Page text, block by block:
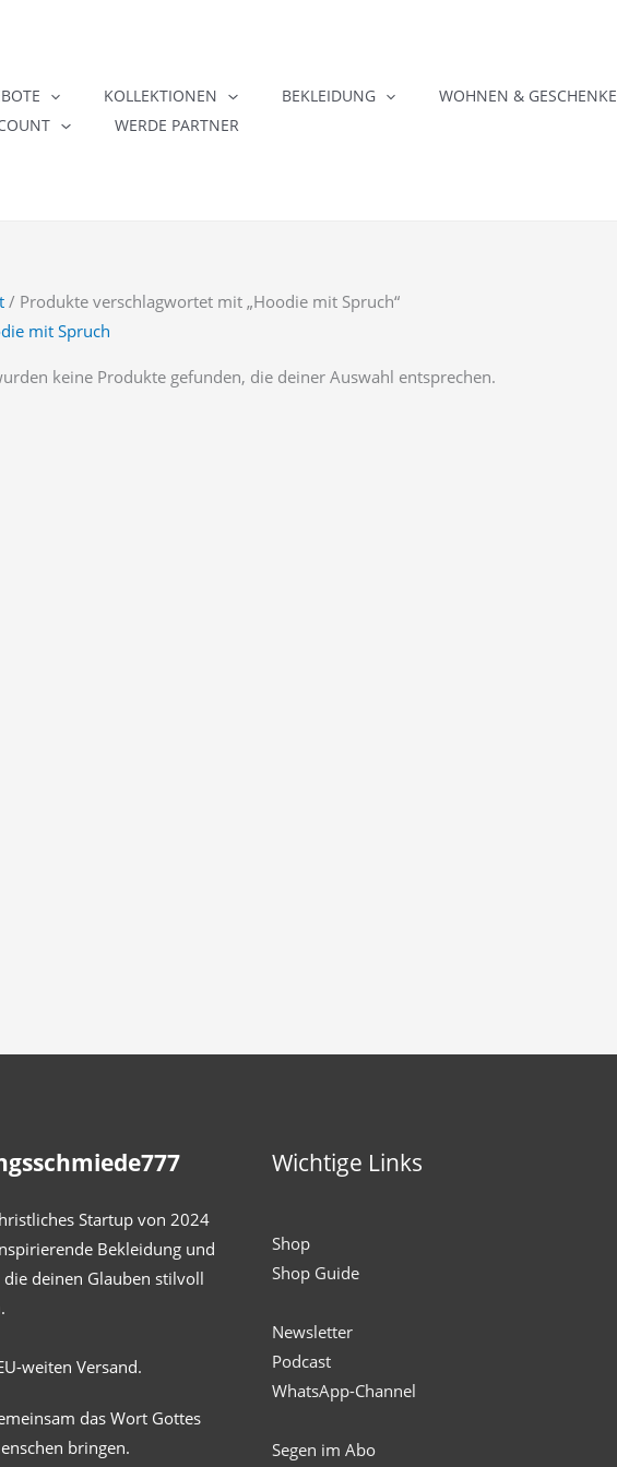
KOLLEKTIONEN BEKLEIDUNG WOHNEN & GESCHENKE
WERDE PARTNER
/ Produkte verschlagwortet mit „Hoodie mit Spruch“
mit Spruch
keine Produkte gefunden, die deiner Auswahl entsprechen.
Startup von 2024
Bekleidung und
die deinen Glauben stilvoll
weiten Versand.
das Wort Gottes
bringen.
Wichtige Links
Shop
Shop Guide
Newsletter
Podcast
WhatsApp-Channel
Segen im Abo